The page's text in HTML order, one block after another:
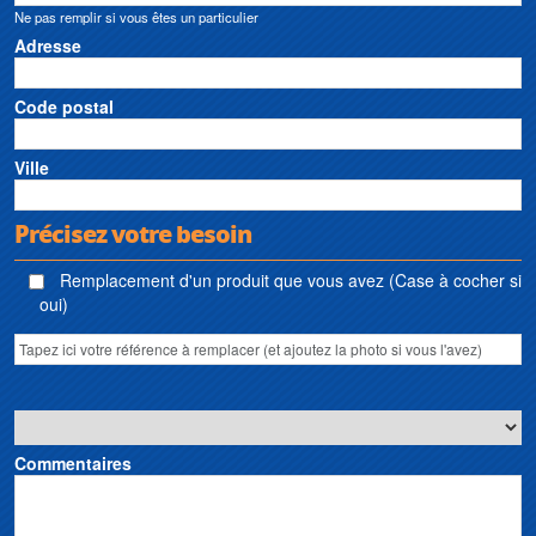
Pump
Ne pas remplir si vous êtes un particulier
Adresse
Code postal
Ville
Précisez votre besoin
Remplacement d'un produit que vous avez (Case à cocher si
oui)
Commentaires